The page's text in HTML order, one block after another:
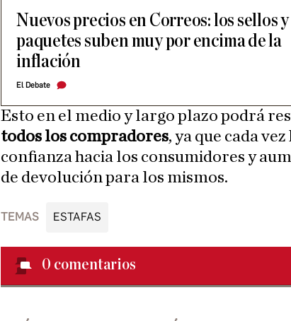
Nuevos precios en Correos: los sellos
paquetes suben muy por encima de la
inflación
El Debate
Esto en el medio y largo plazo podrá
todos los compradores, ya que cada
confianza hacia los consumidores y
de devolución para los mismos.
TEMAS ESTAFAS
0 comentarios